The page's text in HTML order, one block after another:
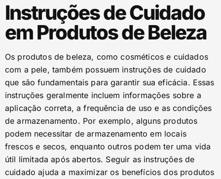
Instruções de Cuidado
em Produtos de Beleza
Os produtos de beleza, como cosméticos e cuidados
com a pele, também possuem instruções de cuidado
que são fundamentais para garantir sua eficácia. Essas
instruções geralmente incluem informações sobre a
aplicação correta, a frequência de uso e as condições
de armazenamento. Por exemplo, alguns produtos
podem necessitar de armazenamento em locais
frescos e secos, enquanto outros podem ter uma vida
útil limitada após abertos. Seguir as instruções de
cuidado ajuda a maximizar os benefícios dos produtos